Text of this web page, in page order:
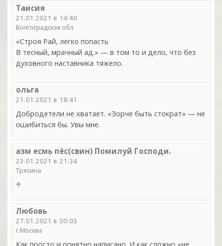
Таисия
21.01.2021 в 14:40
Волгоградская обл.
«Строя Рай, легко попасть
В тесный, мрачный ад.» — в том то и дело, что без
духовного наставника тяжело.
ольга
21.01.2021 в 18:41
Добродетели не хватает. «Зорче быть стократ» — не
ошибиться бы. Увы мне.
азм есмь пёс(свин) Помилуй Господи.
23.01.2021 в 21:34
Трясина
♱
Любовь
27.01.2021 в 00:03
г.Москва